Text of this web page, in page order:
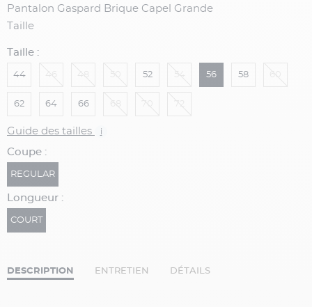
Pantalon Gaspard Brique Capel Grande
Taille
Taille :
44 52 56 58
62 64 66
Guide des tailles i
Coupe :
REGULAR
Longueur :
COURT
DESCRIPTION ENTRETIEN DÉTAILS